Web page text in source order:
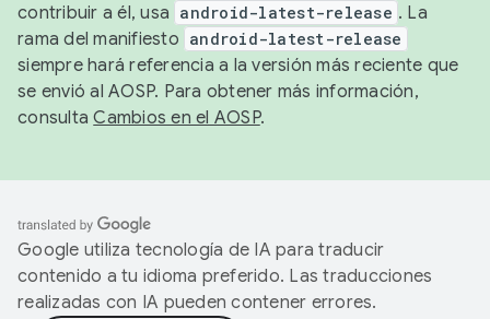
contribuir a él, usa android-latest-release . La
rama del manifiesto android-latest-release
siempre hará referencia a la versión más reciente que
se envió al AOSP. Para obtener más información,
consultaCambios en el AOSP.
Google utiliza tecnología de IA para traducir
contenido a tu idioma preferido. Las traducciones
realizadas con IA pueden contener errores.